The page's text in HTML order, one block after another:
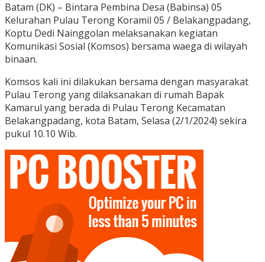
Batam (DK) – Bintara Pembina Desa (Babinsa) 05
Kelurahan Pulau Terong Koramil 05 / Belakangpadang,
Koptu Dedi Nainggolan melaksanakan kegiatan
Komunikasi Sosial (Komsos) bersama waega di wilayah
binaan.
Komsos kali ini dilakukan bersama dengan masyarakat
Pulau Terong yang dilaksanakan di rumah Bapak
Kamarul yang berada di Pulau Terong Kecamatan
Belakangpadang, kota Batam, Selasa (2/1/2024) sekira
pukul 10.10 Wib.